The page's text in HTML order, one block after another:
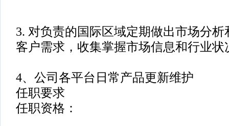
3. 对负责的国际区域定期做出市场分
客户需求，收集掌握市场信息和行业状
4、公司各平台日常产品更新维护
任职要求
任职资格：